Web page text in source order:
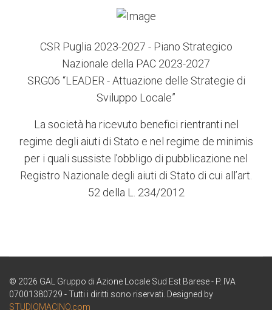
CSR Puglia 2023-2027 - Piano Strategico
Nazionale della PAC 2023-2027
SRG06 “LEADER - Attuazione delle Strategie di
Sviluppo Locale”
La società ha ricevuto benefici rientranti nel
regime degli aiuti di Stato e nel regime de minimis
per i quali sussiste l’obbligo di pubblicazione nel
Registro Nazionale degli aiuti di Stato di cui all’art.
52 della L. 234/2012
© 2026 GAL Gruppo di Azione Locale Sud Est Barese - P. IVA
07001380729 - Tutti i diritti sono riservati. Designed by
STUDIOMACINO.com